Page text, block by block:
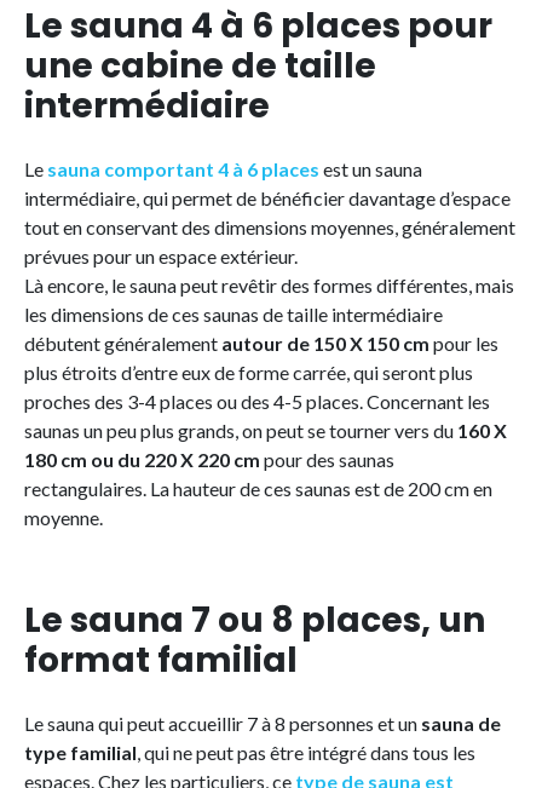
Le sauna 4 à 6 places pour
une cabine de taille
intermédiaire
Le sauna comportant 4 à 6 places est un sauna
intermédiaire, qui permet de bénéficier davantage d’espace
tout en conservant des dimensions moyennes, généralement
prévues pour un espace extérieur.
Là encore, le sauna peut revêtir des formes différentes, mais
les dimensions de ces saunas de taille intermédiaire
débutent généralement autour de 150 X 150 cm pour les
plus étroits d’entre eux de forme carrée, qui seront plus
proches des 3-4 places ou des 4-5 places. Concernant les
saunas un peu plus grands, on peut se tourner vers du 160 X
180 cm ou du 220 X 220 cm pour des saunas
rectangulaires. La hauteur de ces saunas est de 200 cm en
moyenne.
Le sauna 7 ou 8 places, un
format familial
Le sauna qui peut accueillir 7 à 8 personnes et un sauna de
type familial , qui ne peut pas être intégré dans tous les
espaces. Chez les particuliers, ce type de sauna est